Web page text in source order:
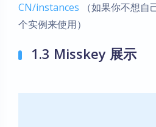
CN/instances
（如果你不想
个实例来使用）
1.3 Misskey 展示